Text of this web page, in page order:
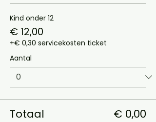
Kind onder 12
€ 12,00
+€ 0,30 servicekosten ticket
Aantal
Totaal € 0,00